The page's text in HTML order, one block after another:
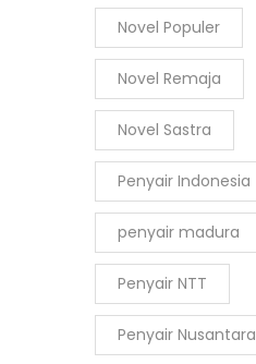
Novel Populer
Novel Remaja
Novel Sastra
Penyair Indonesia
penyair madura
Penyair NTT
Penyair Nusantara